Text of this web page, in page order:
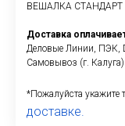
ВЕШАЛКА СТАНДАРТ
Доставка
Деловые Линии, ПЭК,
Самовывоз (г. Калуга)
*Пожалуйста укажите
доставке.